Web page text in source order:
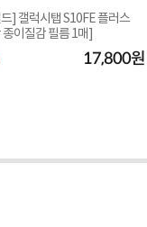
드] 갤럭시탭 S10FE 플러스
종이질감 필름 1매]
17,800원